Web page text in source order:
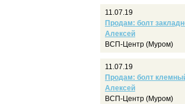
11.07.19
Продам: болт
Алексей
ВСП-Центр (Муром)
11.07.19
Продам: болт
Алексей
ВСП-Центр (Муром)